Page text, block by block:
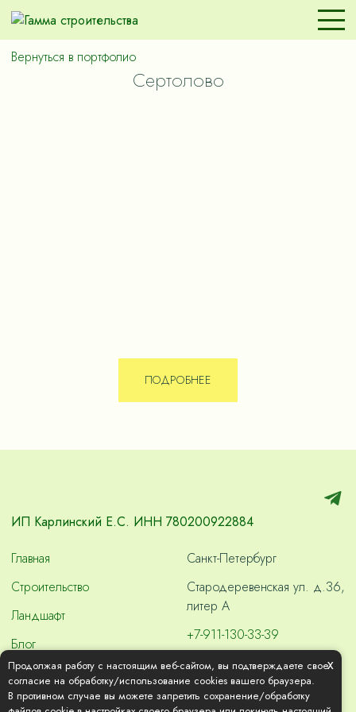
Вернуться в портфолио
Сертолово
ПОДРОБНЕЕ
ИП Карлинский Е.С. ИНН 780200922884
Главная
Строительство
Ландшафт
Блог
Контакты
Медиажизнь
Санкт-Петербург
Стародеревенская ул. д.36,
литер А
+7-911-130-33-39
skvashdom2000@gmail.com
Продолжая работу с настоящим веб-сайтом, вы подтверждаете свое
согласие на обработку/использование cookies вашего браузера.
В противном случае вы можете запретить сохранение/обработку
x